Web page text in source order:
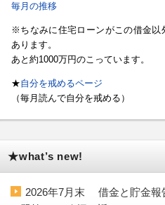
毎月の推移
※ちなみに住宅ローンがこの借金以
あります。
あと約1000万円のこっています。
★自分を戒めるページ
（毎月読んで自分を戒める）
★what’s new!
2026年7月末 借金と貯金報